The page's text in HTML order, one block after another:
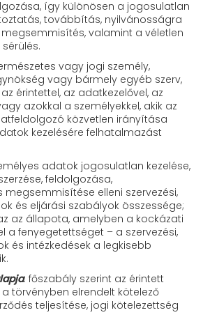
így különösen a jogosulatlan
továbbítás, nyilvánosságra
valamint a véletlen
vagy jogi személy,
vagy bármely egyéb szerv,
érintettel, az adatkezelővel, az
azokkal a személyekkel, akik az
közvetlen irányítása
kezelésére felhatalmazást
adatok jogosulatlan kezelése,
feldolgozása,
elleni szervezési,
és eljárási szabályok összessége;
az állapota, amelyben a kockázati
a fenyegetettséget – a szervezési,
és intézkedések a legkisebb
: főszabály szerint az érintett
törvényben elrendelt kötelező
teljesítése, jogi kötelezettség